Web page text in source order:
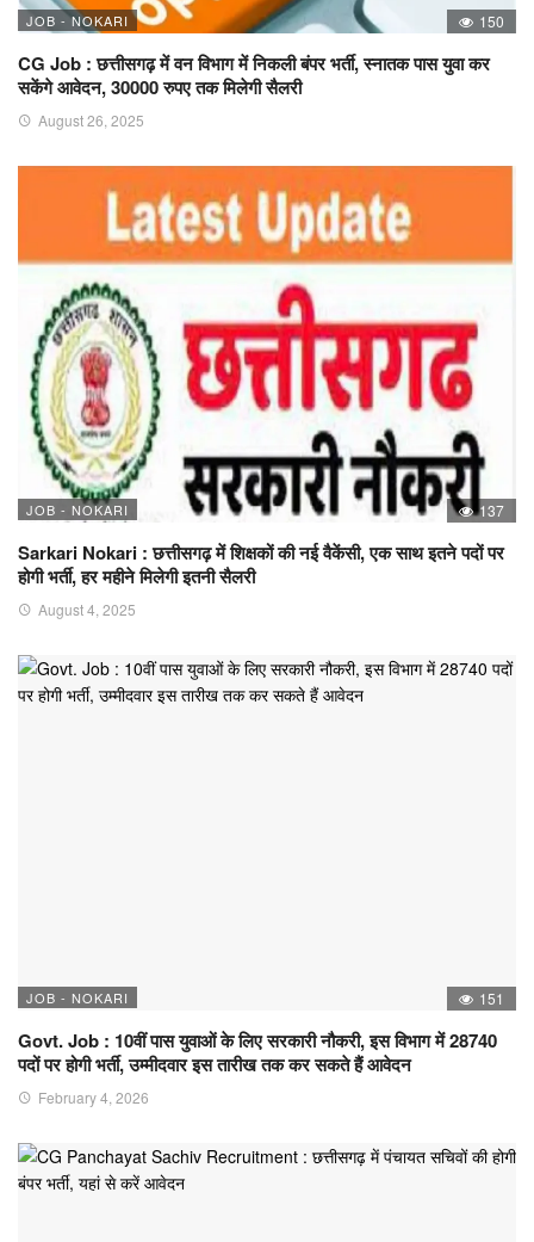
JOB - NOKARI 150
CG Job : छत्तीसगढ़ में वन विभाग में निकली बंपर भर्ती, स्नातक पास युवा कर
सकेंगे आवेदन, 30000 रुपए तक मिलेगी सैलरी
August 26, 2025
JOB - NOKARI 137
Sarkari Nokari : छत्तीसगढ़ में शिक्षकों की नई वैकेंसी, एक साथ इतने पदों पर
होगी भर्ती, हर महीने मिलेगी इतनी सैलरी
August 4, 2025
JOB - NOKARI 151
Govt. Job : 10वीं पास युवाओं के लिए सरकारी नौकरी, इस विभाग में 28740
पदों पर होगी भर्ती, उम्मीदवार इस तारीख तक कर सकते हैं आवेदन
February 4, 2026